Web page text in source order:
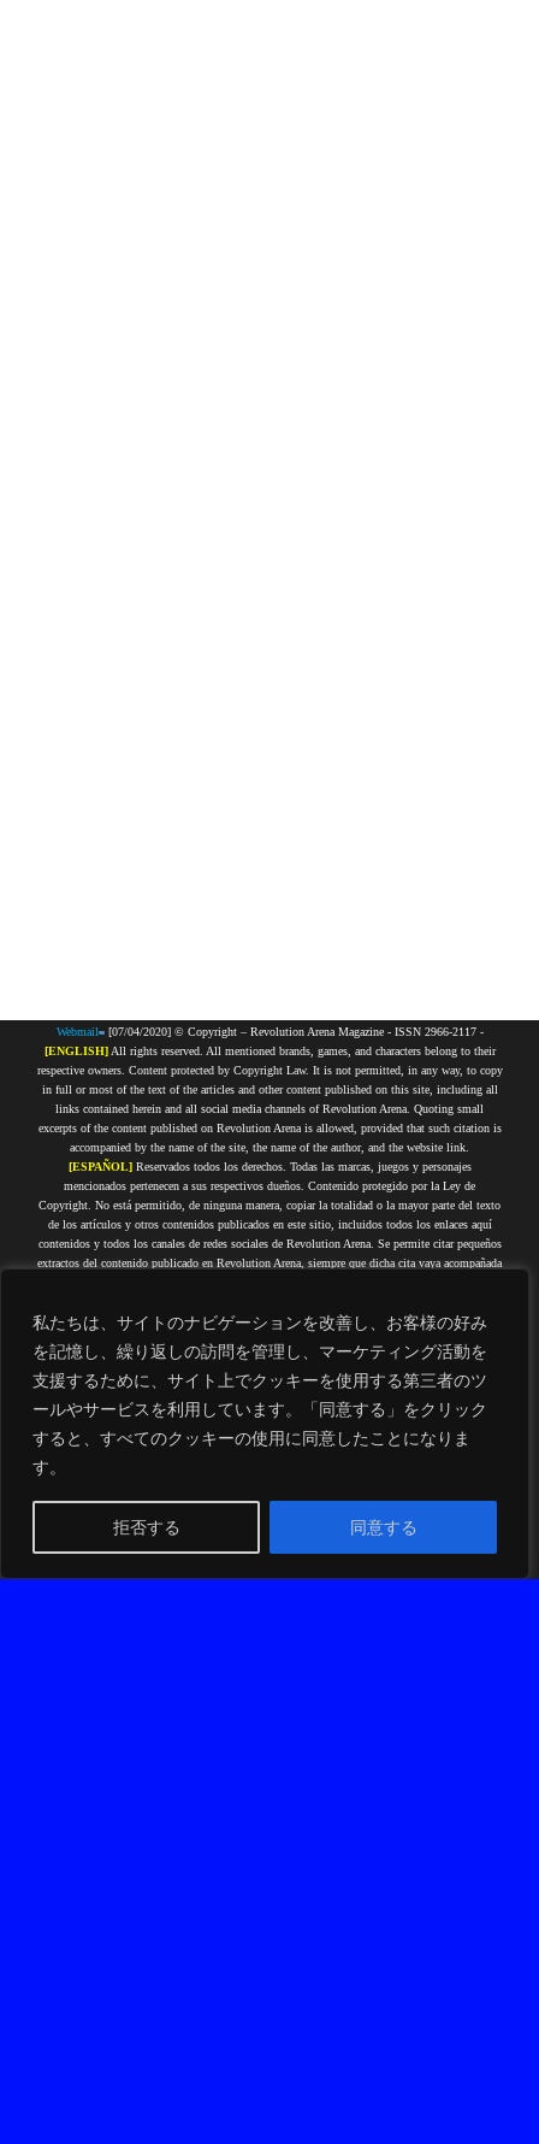
私たちは、サイトのナビゲーションを改善し、お客様の好み
を記憶し、繰り返しの訪問を管理し、マーケティング活動を
支援するために、サイト上でクッキーを使用する第三者のツ
ールやサービスを利用しています。「同意する」をクリック
すると、すべてのクッキーの使用に同意したことになりま
す。
拒否する 同意する
Webmail [07/04/2020] © Copyright – Revolution Arena Magazine - ISSN 2966-2117 -
[ENGLISH]All rights reserved. All mentioned brands, games, and characters belong to their
respective owners. Content protected by Copyright Law. It is not permitted, in any way, to copy
in full or most of the text of the articles and other content published on this site, including all
links contained herein and all social media channels of Revolution Arena. Quoting small
excerpts of the content published on Revolution Arena is allowed, provided that such citation is
accompanied by the name of the site, the name of the author, and the website link.
[ESPAÑOL]Reservados todos los derechos. Todas las marcas, juegos y personajes
mencionados pertenecen a sus respectivos dueños. Contenido protegido por la Ley de
Copyright. No está permitido, de ninguna manera, copiar la totalidad o la mayor parte del texto
de los artículos y otros contenidos publicados en este sitio, incluidos todos los enlaces aquí
contenidos y todos los canales de redes sociales de Revolution Arena. Se permite citar pequeños
extractos del contenido publicado en Revolution Arena, siempre que dicha cita vaya acompañada
pertencem a seus respectivos proprietários. Conteúdo protegido por Direitos Autorais. Não é
conteúdos que estejam publicados nesse site, incluindo todos os links aqui contidos e todos os
canais de redes sociais do Revolution Arena. É permitido citar pequenos trechos do conteúdo
do autor e link do site.
[FRANÇAIS]Tous droits réservés. Toutes les marques, jeux et personnages cités appartiennent
copier en tout ou en grande partie le texte des articles et autres contenus publiés sur ce site, y
cette citation soit accompagnée du nom du site, du nom de l'auteur et du lien du site.
Check out our Privacy Policy. | Consulta nuestra Política de Privacidad. | Confira a nossa
日本語